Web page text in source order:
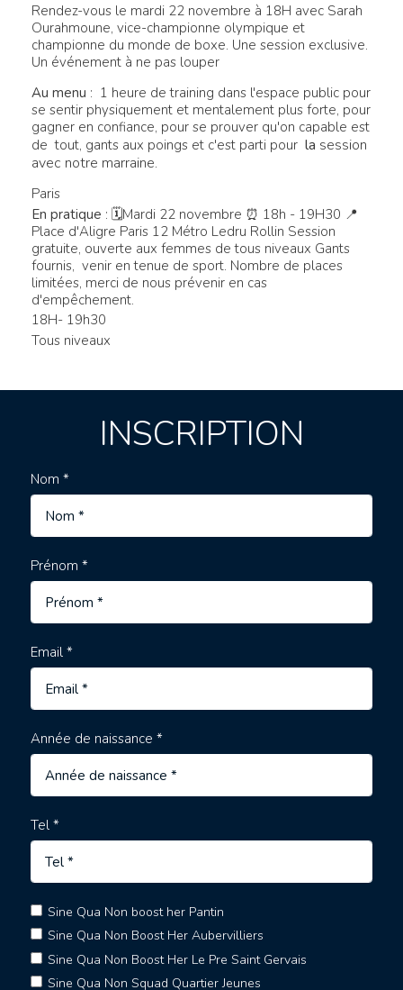
Rendez-vous le mardi 22 novembre à 18H avec Sarah
Ourahmoune, vice-championne olympique et
championne du monde de boxe. Une session exclusive.
Un événement à ne pas louper
Au menu : 1 heure de training dans l'espace public pour
se sentir physiquement et mentalement plus forte, pour
gagner en confiance, pour se prouver qu'on capable est
de tout, gants aux poings et c'est parti pour la session
avec notre marraine.
Paris
En pratique : 🗓Mardi 22 novembre ⏰ 18h - 19H30 📍
Place d'Aligre Paris 12 Métro Ledru Rollin Session
gratuite, ouverte aux femmes de tous niveaux Gants
fournis, venir en tenue de sport. Nombre de places
limitées, merci de nous prévenir en cas
d'empêchement.
18H- 19h30
Tous niveaux
INSCRIPTION
Nom *
Prénom *
Email *
Année de naissance *
Tel *
Sine Qua Non boost her Pantin
Sine Qua Non Boost Her Aubervilliers
Sine Qua Non Boost Her Le Pre Saint Gervais
Sine Qua Non Squad Quartier Jeunes